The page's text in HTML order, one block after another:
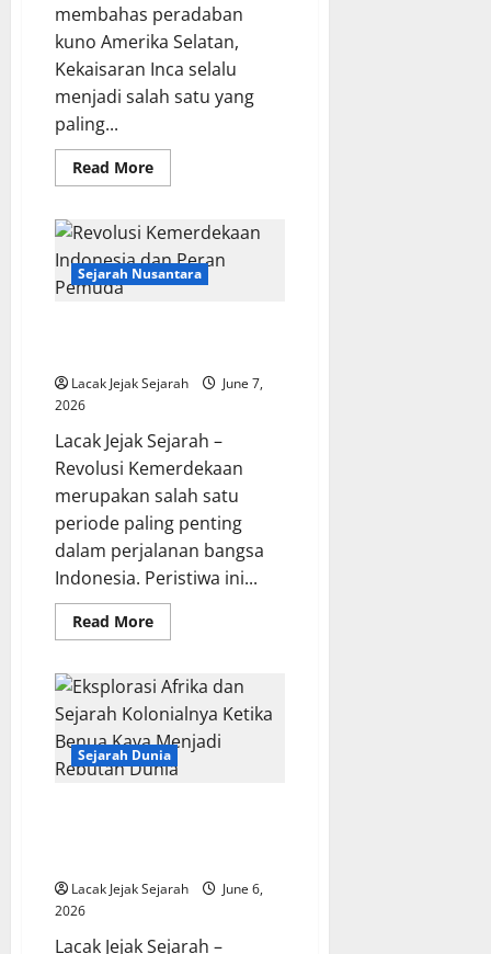
membahas peradaban
kuno Amerika Selatan,
Kekaisaran Inca selalu
menjadi salah satu yang
paling...
Read MoreRead
more
Penciptaan
Dunia
dalam
Mitologi
Inca,
Sejarah Nusantara
Lacak Jejak Sejarah
June 7,
2026
Lacak Jejak Sejarah –
Revolusi Kemerdekaan
merupakan salah satu
periode paling penting
dalam perjalanan bangsa
Indonesia. Peristiwa ini...
Read MoreRead
more
Kemerdekaan
Indonesia
dan
Peran
Pemuda
Sejarah Dunia
Lacak Jejak Sejarah
June 6,
2026
Lacak Jejak Sejarah –